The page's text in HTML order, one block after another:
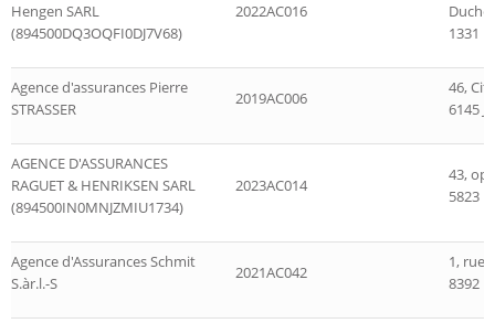
Hengen SARL
(894500DQ3OQFI0DJ7V68)
2022AC016
1331
Agence d'assurances Pierre
STRASSER
2019AC006
46,
6145
AGENCE D'ASSURANCES
RAGUET & HENRIKSEN SARL
(894500IN0MNJZMIU1734)
2023AC014
43, op
5823
Agence d'Assurances Schmit
S.àr.l.-S
2021AC042
1, rue
8392